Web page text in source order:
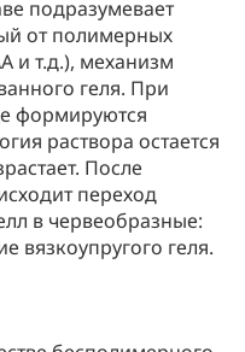
подразумевает
от полимерных
и т.д.), механизм
геля. При
формируются
раствора остается
После
переход
в червеобразные:
вязкоупругого геля.